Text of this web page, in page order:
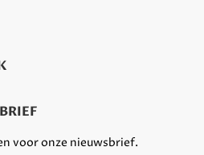
voor onze nieuwsbrief.